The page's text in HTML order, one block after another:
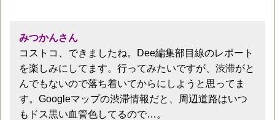
みつかんさん
コストコ、できましたね。Dee編集部目線のレポート
を楽しみにしてます。行ってみたいですが、渋滞がと
んでもないので落ち着いてからにしようと思ってま
す。Googleマップの渋滞情報だと、周辺道路はいつ
もドス黒い血管色してるので…。